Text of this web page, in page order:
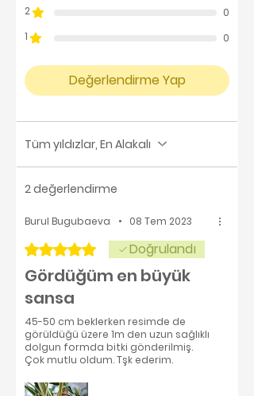
2
0
1
0
Değerlendirme Yap
Tüm yıldızlar, En Alakalı
2 değerlendirme
Burul Bugubaeva •
08 Tem 2023
5 üzerinden 5 yıldızDoğrulandı
Gördüğüm en büyük
sansa
45-50 cm beklerken resimde de
görüldüğü üzere 1m den uzun sağlıklı
dolgun formda bitki gönderilmiş.
Çok mutlu oldum. Tşk ederim.